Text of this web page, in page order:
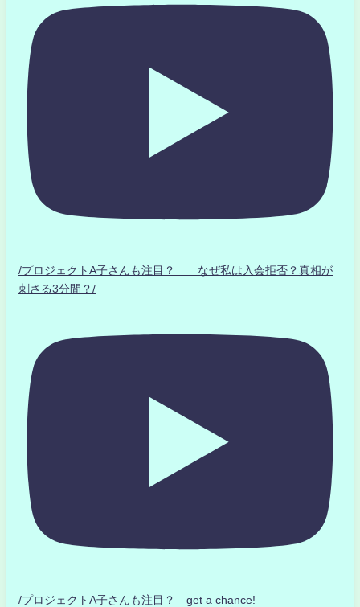
/プロジェクトA子さんも注目？ なぜ私は入会拒否？真相が
刺さる3分間？/
/プロジェクトA子さんも注目？ get a chance!